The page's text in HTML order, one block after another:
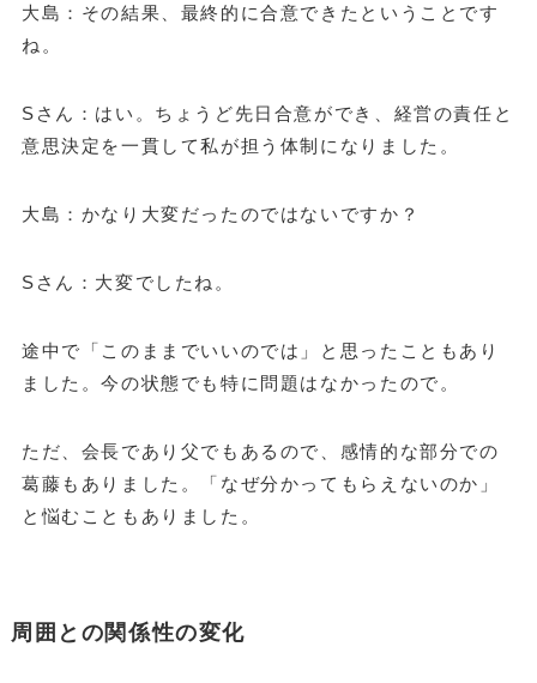
大島：その結果、最終的に合意できたということです
ね。
Sさん：はい。ちょうど先日合意ができ、経営の責任と
意思決定を一貫して私が担う体制になりました。
大島：かなり大変だったのではないですか？
Sさん：大変でしたね。
途中で「このままでいいのでは」と思ったこともあり
ました。今の状態でも特に問題はなかったので。
ただ、会長であり父でもあるので、感情的な部分での
葛藤もありました。「なぜ分かってもらえないのか」
と悩むこともありました。
周囲との関係性の変化